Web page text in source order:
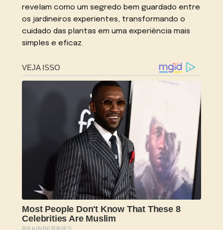
revelam como um segredo bem guardado entre
os jardineiros experientes, transformando o
cuidado das plantas em uma experiência mais
simples e eficaz.